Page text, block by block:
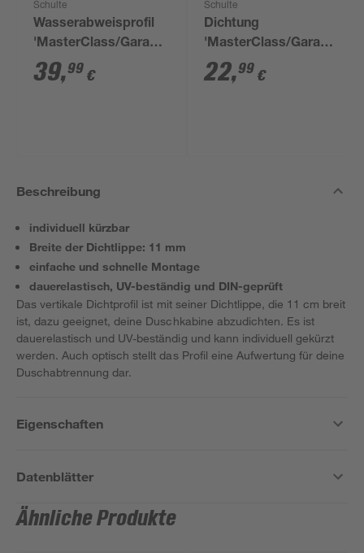
Schulte
Wasserabweisprofil
'MasterClass/Garant'
gerade transparent
100 cm
39,99 €
Schulte
Dichtung
'MasterClass/Garant'
gerade transparent 6
mm x 210 cm
22,99 €
Beschreibung
individuell kürzbar
Breite der Dichtlippe: 11 mm
einfache und schnelle Montage
dauerelastisch, UV-beständig und DIN-geprüft
Das vertikale Dichtprofil ist mit seiner Dichtlippe, die 11 cm breit
ist, dazu geeignet, deine Duschkabine abzudichten. Es ist
dauerelastisch und UV-beständig und kann individuell gekürzt
werden. Auch optisch stellt das Profil eine Aufwertung für deine
Duschabtrennung dar.
Eigenschaften
Datenblätter
Ähnliche Produkte